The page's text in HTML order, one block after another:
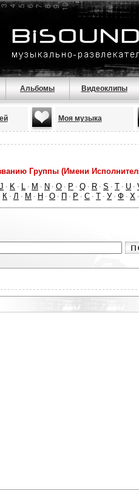
Альбомы Видеоклипы
Моя музыка
Группы (Имени
J · K · L · M · N · O · P · Q · R · S · T · U ·
К · Л · М · Н · О · П · Р · С · Т · У · Ф · Х